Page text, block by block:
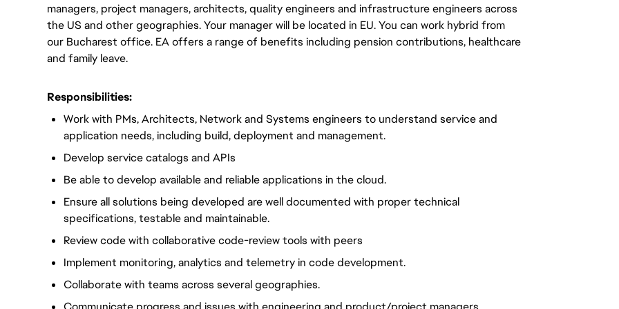
managers, project managers, architects, quality engineers and infrastructure engineers across
the US and other geographies. Your manager will be located in EU. You can work hybrid from
our Bucharest office. EA offers a range of benefits including pension contributions, healthcare
and family leave.
Responsibilities:
Work with PMs, Architects, Network and Systems engineers to understand service and
application needs, including build, deployment and management.
Develop service catalogs and APIs
Be able to develop available and reliable applications in the cloud.
Ensure all solutions being developed are well documented with proper technical
specifications, testable and maintainable.
Review code with collaborative code-review tools with peers
Implement monitoring, analytics and telemetry in code development.
Collaborate with teams across several geographies.